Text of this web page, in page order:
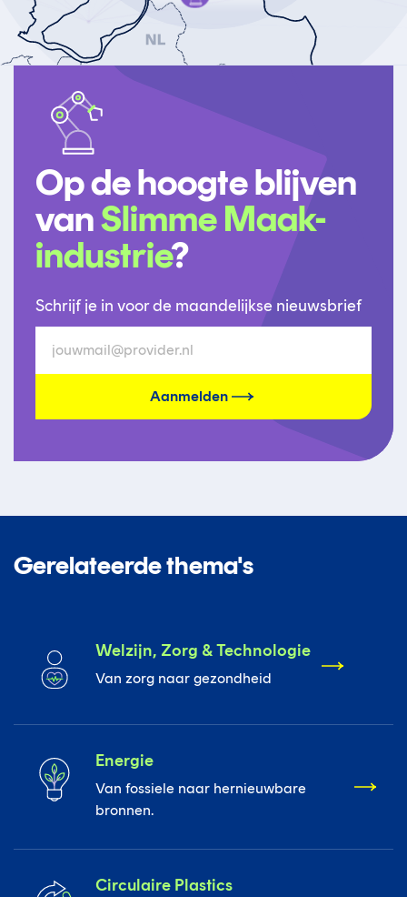
Slimme
Maak-
industrie
Op de hoogte blijven
vanSlimme Maak-
industrie?
Schrijf je in voor de maandelijkse nieuwsbrief
Aanmelden
Gerelateerde thema's
Welzijn, Zorg & Technologie
Van zorg naar gezondheid
Energie
Van fossiele naar hernieuwbare
bronnen.
Circulaire Plastics